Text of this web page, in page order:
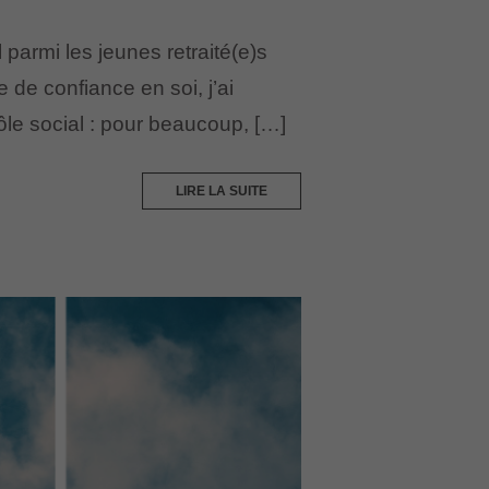
parmi les jeunes retraité(e)s
de confiance en soi, j’ai
social : pour beaucoup, […]
LIRE LA SUITE